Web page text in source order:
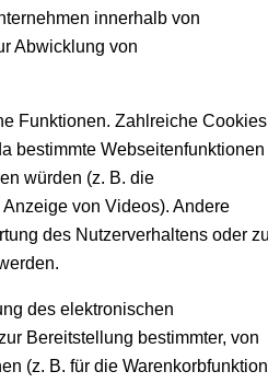
innerhalb von
Abwicklung von
Funktionen. Zahlreiche Cookies
bestimmte Webseitenfunktionen
würden (z. B. die
von Videos). Andere
des Nutzerverhaltens oder
des elektronischen
Bereitstellung bestimmter, von
(z. B. für die